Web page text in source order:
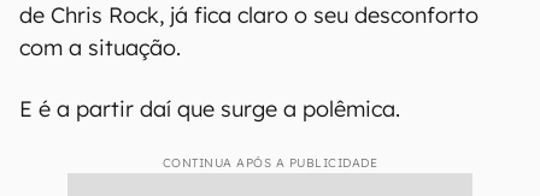
de Chris Rock, já fica claro o seu desconforto
com a situação.
E é a partir daí que surge a polêmica.
CONTINUA APÓS A PUBLICIDADE